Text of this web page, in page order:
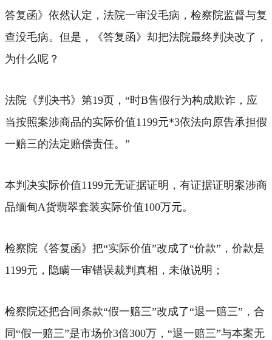
答复函》依然认定，法院一审没毛病，检察院监督与复
查没毛病。但是，《答复函》却把法院最终判决改了，
为什么呢？
法院《判决书》第19页，“时B售假行为构成欺诈，应
当按照案涉商品的实际价值1199元*3依法向原告承担假
一赔三的法定赔偿责任。”
本判决实际价值1199元无证据证明，有证据证明案涉商
品缅甸A货翡翠套装实际价值100万元。
检察院《答复函》把“实际价值”改成了“价款”，价款是
1199元，隐瞒一审错误裁判真相，未做说明；
检察院还把合同条款“假一赔三”改成了“退一赔三”，合
同“假一赔三”是市场价3倍300万，“退一赔三”与本案无